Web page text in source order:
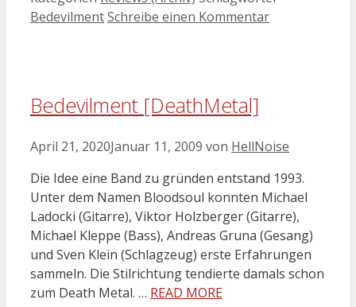
BedevilmentSchreibe einen Kommentar
Bedevilment [DeathMetal]
April 21, 2020Januar 11, 2009 von HellNoise
Die Idee eine Band zu gründen entstand 1993.
Unter dem Namen Bloodsoul konnten Michael
Ladocki (Gitarre), Viktor Holzberger (Gitarre),
Michael Kleppe (Bass), Andreas Gruna (Gesang)
und Sven Klein (Schlagzeug) erste Erfahrungen
sammeln. Die Stilrichtung tendierte damals schon
zum Death Metal. … READ MORE